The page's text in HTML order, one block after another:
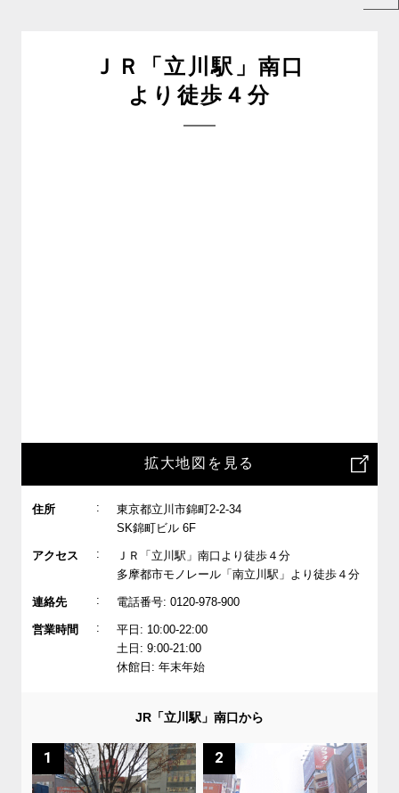
ＪＲ「立川駅」南口
より徒歩４分
拡大地図を見る
住所 :
東京都立川市錦町2-2-34
SK錦町ビル 6F
アクセス :
ＪＲ「立川駅」南口より徒歩４分
多摩都市モノレール「南立川駅」より徒歩４分
連絡先 : 電話番号: 0120-978-900
営業時間 :
平日: 10:00-22:00
土日: 9:00-21:00
休館日: 年末年始
JR「立川駅」南口から
1 2